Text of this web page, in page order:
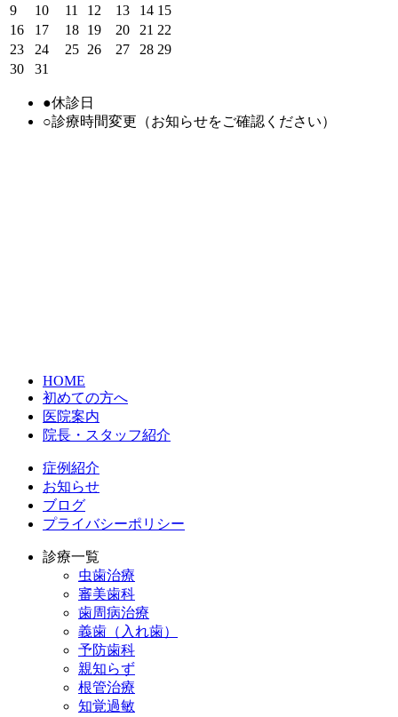
9
10 11 12 13 14 15
16
17 18 19 20 21 22
23
24 25 26 27 28 29
30
31
●休診日
○診療時間変更（お知らせをご確認ください）
HOME
初めての方へ
医院案内
院長・スタッフ紹介
症例紹介
お知らせ
ブログ
プライバシーポリシー
診療一覧
虫歯治療
審美歯科
歯周病治療
義歯（入れ歯）
予防歯科
親知らず
根管治療
知覚過敏